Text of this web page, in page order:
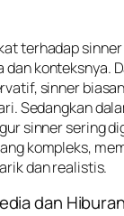
terhadap
konteksnya.
sinner
Sedangkan
sinner sering
kompleks,
dan realistis.
dan Hiburan